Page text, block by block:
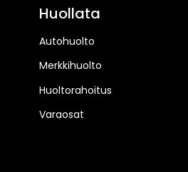
Huollata
Autohuolto
Merkkihuolto
Huoltorahoitus
Varaosat